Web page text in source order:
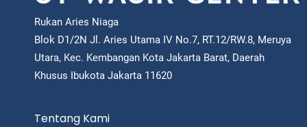
Rukan Aries Niaga
Blok D1/2N Jl. Aries Utama IV No.7, RT.12/RW.8, Meruya
Utara, Kec. Kembangan Kota Jakarta Barat, Daerah
Khusus Ibukota Jakarta 11620
Tentang Kami